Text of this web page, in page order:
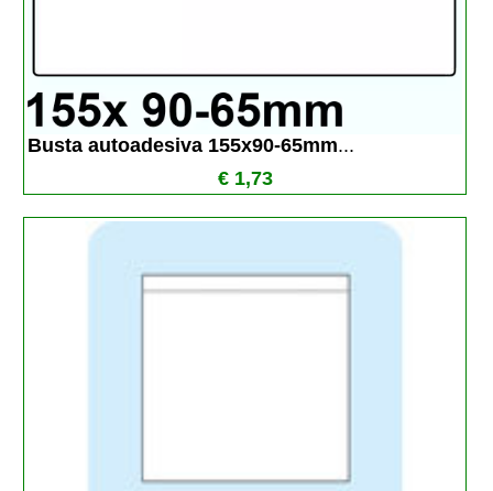
Busta autoadesiva 155x90-65mm...
€ 1,73